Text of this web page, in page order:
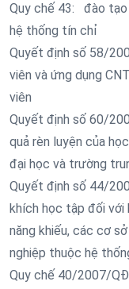
Quy chế 43: đào tạo
hệ thống tín chỉ
Quyết định số 58/
viên và ứng dụng
viên
Quyết định số 60/
quả rèn luyện của
đại học và trường
Quyết định số 44/
khích học tập đối với
năng khiếu, các cơ
nghiệp thuộc hệ
Quy chế 40/2007/